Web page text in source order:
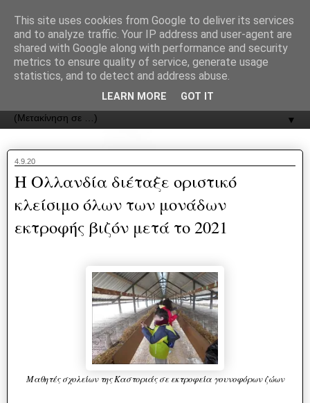
ΟΔΟΣ
▼
4.9.20
Η Ολλανδία διέταξε οριστικό
κλείσιμο όλων των μονάδων
εκτροφής βιζόν μετά το 2021
Μαθητές σχολείων της Καστοριάς σε εκτροφεία γουνοφόρων ζώων
This site uses cookies from Google to deliver its services
and to analyze traffic. Your IP address and user-agent are
shared with Google along with performance and security
metrics to ensure quality of service, generate usage
statistics, and to detect and address abuse.
LEARN MORE GOT IT